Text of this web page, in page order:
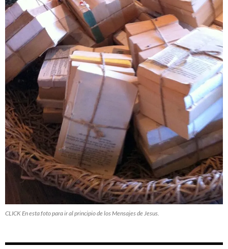
CLICK En esta foto para ir al principio de los Mensajes de Jesus.